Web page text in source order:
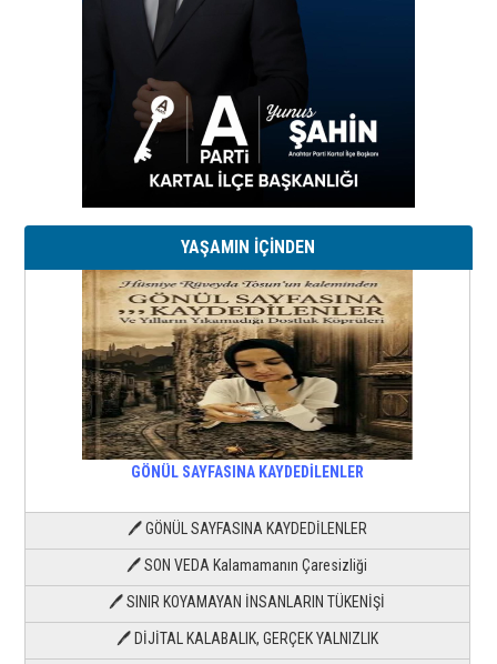
YAŞAMIN İÇİNDEN
GÖNÜL SAYFASINA KAYDEDİLENLER
🖊 GÖNÜL SAYFASINA KAYDEDİLENLER
🖊 SON VEDA Kalamamanın Çaresizliği
🖊 SINIR KOYAMAYAN İNSANLARIN TÜKENİŞİ
🖊 DİJİTAL KALABALIK, GERÇEK YALNIZLIK